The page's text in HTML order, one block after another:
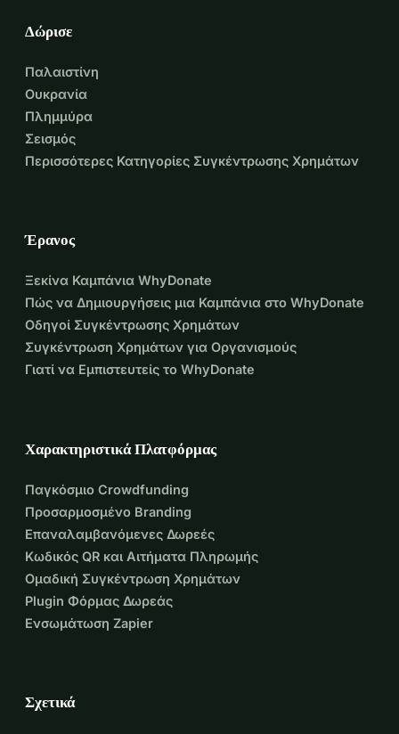
Δώρισε
Παλαιστίνη
Ουκρανία
Πλημμύρα
Σεισμός
Περισσότερες Κατηγορίες Συγκέντρωσης Χρημάτων
Έρανος
Ξεκίνα Καμπάνια WhyDonate
Πώς να Δημιουργήσεις μια Καμπάνια στο WhyDonate
Οδηγοί Συγκέντρωσης Χρημάτων
Συγκέντρωση Χρημάτων για Οργανισμούς
Γιατί να Εμπιστευτείς το WhyDonate
Χαρακτηριστικά Πλατφόρμας
Παγκόσμιο Crowdfunding
Προσαρμοσμένο Branding
Επαναλαμβανόμενες Δωρεές
Κωδικός QR και Αιτήματα Πληρωμής
Ομαδική Συγκέντρωση Χρημάτων
Plugin Φόρμας Δωρεάς
Ενσωμάτωση Zapier
Σχετικά